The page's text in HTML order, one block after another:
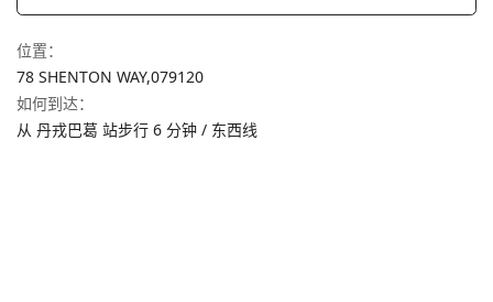
位置：
78 SHENTON WAY,079120
如何到达：
从 丹戎巴葛 站步行 6 分钟 / 东西线